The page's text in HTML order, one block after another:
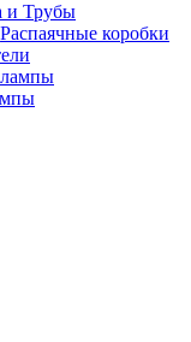
и Трубы
Распаячные коробки